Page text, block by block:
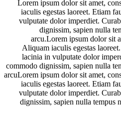
Lorem ipsum dolor sit amet,
iaculis egestas laoreet. Etiam
vulputate dolor imperdiet.
dignissim, sapien nulla
arcu.Lorem ipsum dolor sit
Aliquam iaculis egestas
lacinia in vulputate dolor
commodo dignissim, sapien nulla
arcuLorem ipsum dolor sit amet,
iaculis egestas laoreet. Etiam
vulputate dolor imperdiet.
dignissim, sapien nulla tempus